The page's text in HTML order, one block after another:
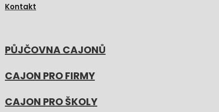
Kontakt
PŮJČOVNA CAJONŮ
CAJON PRO FIRMY
CAJON PRO ŠKOLY